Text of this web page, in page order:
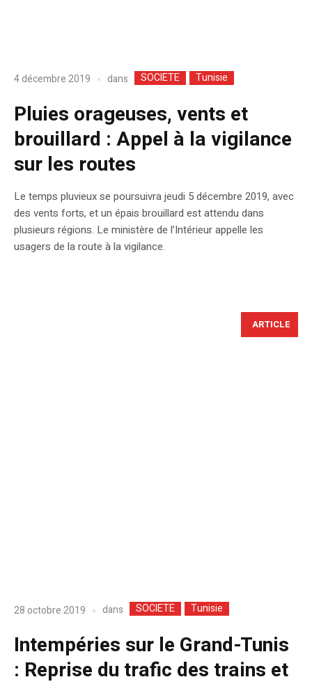
4 décembre 2019 dans SOCIETE Tunisie
Pluies orageuses, vents et
brouillard : Appel à la vigilance
sur les routes
Le temps pluvieux se poursuivra jeudi 5 décembre 2019, avec
des vents forts, et un épais brouillard est attendu dans
plusieurs régions. Le ministère de l’Intérieur appelle les
usagers de la route à la vigilance.
ARTICLE
28 octobre 2019 dans SOCIETE Tunisie
Intempéries sur le Grand-Tunis
: Reprise du trafic des trains et